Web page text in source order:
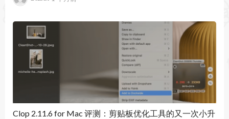
Clop 2.11.6 for Mac 评测：剪贴板优化工具的又一次小升